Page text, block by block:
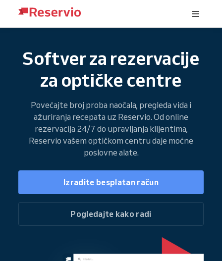
Softver za rezervacije
za optičke centre
Povećajte broj proba naočala, pregleda vida i
ažuriranja recepata uz Reservio. Od online
rezervacija 24/7 do upravljanja klijentima,
Reservio vašem optičkom centru daje moćne
poslovne alate.
Izradite besplatan račun
Pogledajte kako radi